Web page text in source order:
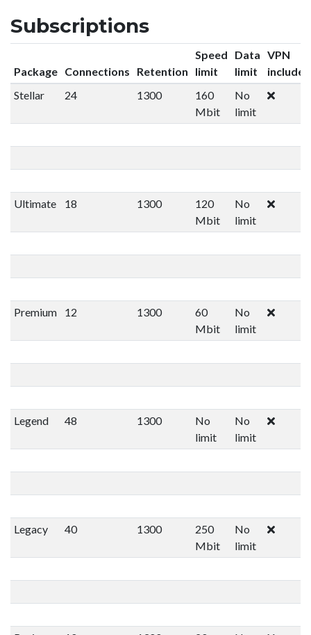
Subscriptions
Package Connections Retention
Speed
limit
Data
limit
VPN
included
Stellar
24 1300
160
Mbit
No
limit
Ultimate 18 1300
120
Mbit
No
limit
Premium 12 1300
60
Mbit
No
limit
Legend 48 1300
No
limit
No
limit
Legacy 40 1300
250
Mbit
No
limit